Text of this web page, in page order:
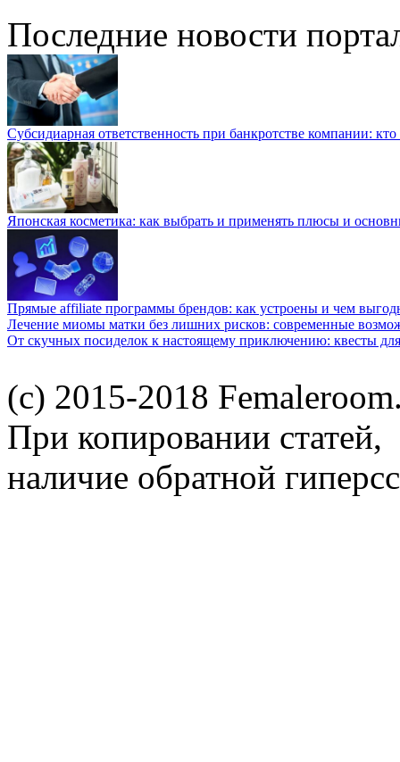
Последние новости
Субсидиарная ответственность при банкротстве компании: кто
Японская косметика: как выбрать и применять плюсы и
Прямые affiliate программы брендов: как устроены и чем
Лечение миомы матки без лишних рисков: современные
От скучных посиделок к настоящему приключению: квесты
(c) 2015-2018
При копировании статей,
наличие обратной